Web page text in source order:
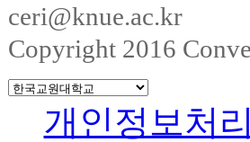
ceri@knue.ac.kr
Copyright 2016
개인정보처